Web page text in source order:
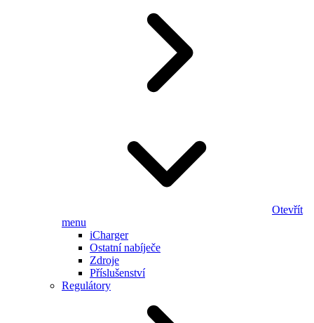
Otevřít
menu
iCharger
Ostatní nabíječe
Zdroje
Příslušenství
Regulátory